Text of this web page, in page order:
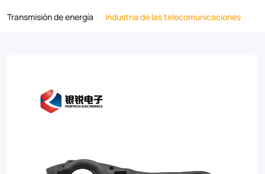
a
weather-
resistant
Transmisión de energía
Industria de las telecomunicaciones